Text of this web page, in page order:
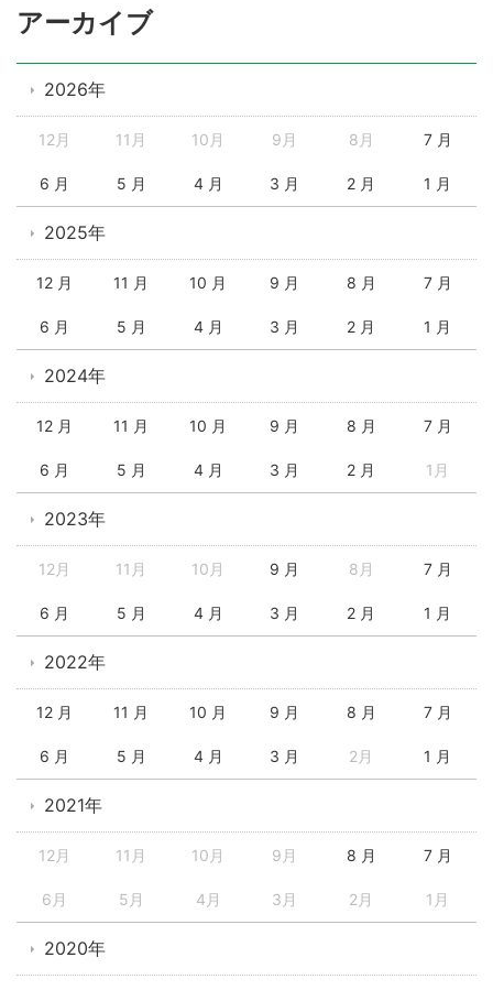
アーカイブ
2026年
12月 11月 10月 9月 8月 7 月
6 月 5 月 4 月 3 月 2 月 1 月
2025年
12 月 11 月 10 月 9 月 8 月 7 月
6 月 5 月 4 月 3 月 2 月 1 月
2024年
12 月 11 月 10 月 9 月 8 月 7 月
6 月 5 月 4 月 3 月 2 月 1月
2023年
12月 11月 10月 9 月 8月 7 月
6 月 5 月 4 月 3 月 2 月 1 月
2022年
12 月 11 月 10 月 9 月 8 月 7 月
6 月 5 月 4 月 3 月 2月 1 月
2021年
12月 11月 10月 9月 8 月 7 月
6月 5月 4月 3月 2月 1月
2020年